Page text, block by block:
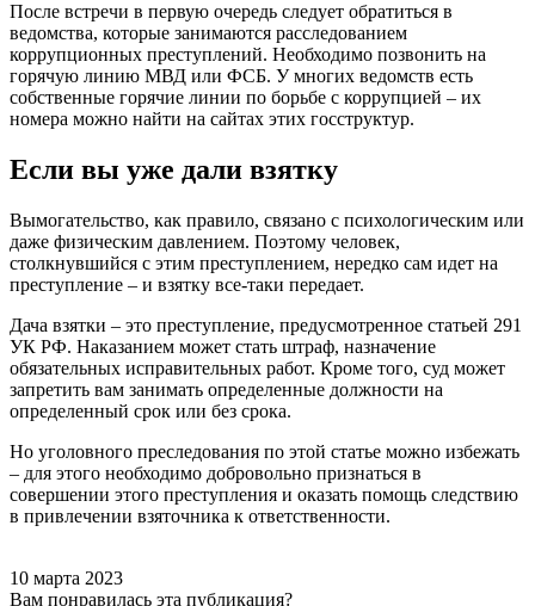
После встречи в первую очередь следует обратиться в
ведомства, которые занимаются расследованием
коррупционных преступлений. Необходимо позвонить на
горячую линию МВД или ФСБ. У многих ведомств есть
собственные горячие линии по борьбе с коррупцией – их
номера можно найти на сайтах этих госструктур.
Если вы уже дали взятку
Вымогательство, как правило, связано с психологическим или
даже физическим давлением. Поэтому человек,
столкнувшийся с этим преступлением, нередко сам идет на
преступление – и взятку все-таки передает.
Дача взятки – это преступление, предусмотренное статьей 291
УК РФ. Наказанием может стать штраф, назначение
обязательных исправительных работ. Кроме того, суд может
запретить вам занимать определенные должности на
определенный срок или без срока.
Но уголовного преследования по этой статье можно избежать
– для этого необходимо добровольно признаться в
совершении этого преступления и оказать помощь следствию
в привлечении взяточника к ответственности.
10 марта 2023
Вам понравилась эта публикация?